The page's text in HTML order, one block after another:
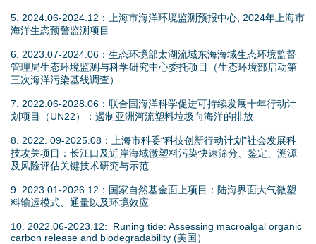
5. 2024.06-2024.12：上海市海洋环境监测预报中心, 2024年上海市
海洋生态预警监测项目
6. 2023.07-2024.06：生态环境部太湖流域东海海域生态环境监督
管理局生态环境监测与科学研究中心委托项目（生态环境部启动第
三次海洋污染基线调查）
7. 2022.06-2028.06：联合国海洋科学促进可持续发展十年行动计
划项目（UN22）：遏制亚洲河流塑料垃圾向海洋的排放
8. 2022. 09-2025.08：上海市科委“科技创新行动计划”社会发展科
技攻关项目：长江口及近岸海域微塑料污染快速筛分、鉴定、溯源
及风险评估关键技术研究与示范
9. 2023.01-2026.12：国家自然基金面上项目：陆海界面大气微塑
料输运模式、通量以及环境效应
10. 2022.06-2023.12: Runing tide: Assessing macroalgal organic
carbon release and biodegradability (美国）